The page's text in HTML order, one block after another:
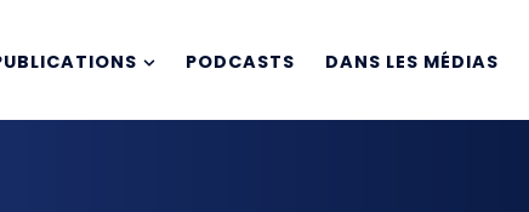
PODCASTS DANS LES MÉDIAS